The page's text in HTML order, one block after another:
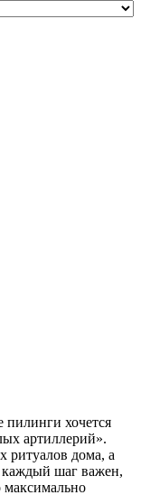
пилинги хочется
артиллерий».
ритуалов дома, а
каждый шаг важен,
максимально